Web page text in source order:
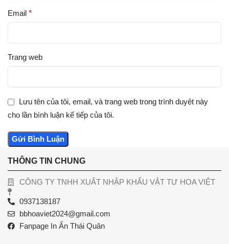
Email *
Trang web
Lưu tên của tôi, email, và trang web trong trình duyệt này
cho lần bình luận kế tiếp của tôi.
THÔNG TIN CHUNG
CÔNG TY TNHH XUẤT NHẬP KHẨU VẬT TƯ HOA VIỆT
0937138187
bbhoaviet2024@gmail.com
Fanpage In Ấn Thái Quân